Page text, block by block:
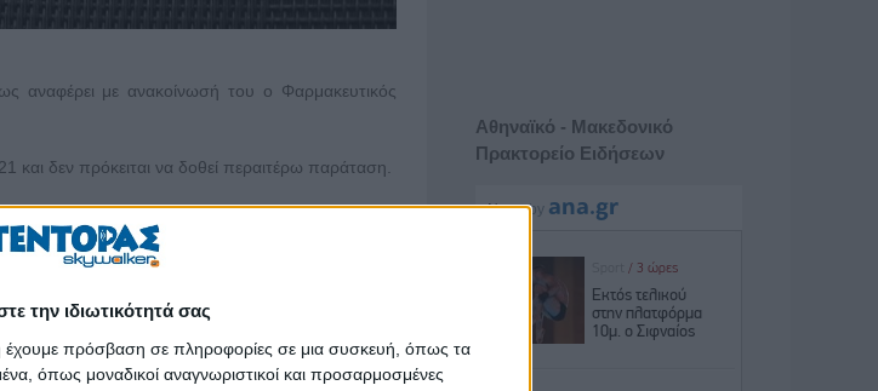
την ιδιωτικότητά σας
έχουμε πρόσβαση σε πληροφορίες σε μια συσκευή, όπως τα
όπως μοναδικοί αναγνωριστικοί και προσαρμοσμένες
αναφέρει με ανακοίνωσή του ο Φαρμακευτικός
και δεν πρόκειται να δοθεί περαιτέρω παράταση.
επιφυλάξεις για την αξιοπιστία των self-test που
θετικά», επισημαίνεται σχετικά, ενώ «είχαμε
πανδημίας, που στηριζόταν εξ ολοκλήρου στην
Αθηναϊκό - Μακεδονικό
Πρακτορείο Ειδήσεων